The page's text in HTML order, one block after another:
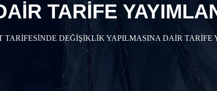
TARİFE
TARİFESİNDE DEĞİŞİKLİK YAPILMASINA DAİR TARİFE